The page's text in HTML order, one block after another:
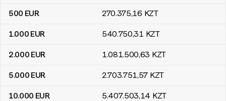
500 EUR 270.375,16 KZT
1.000 EUR 540.750,31 KZT
2.000 EUR 1.081.500,63 KZT
5.000 EUR 2.703.751,57 KZT
10.000 EUR 5.407.503,14 KZT